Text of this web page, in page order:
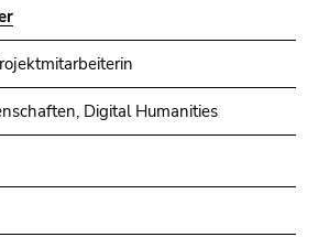
Digital Humanities